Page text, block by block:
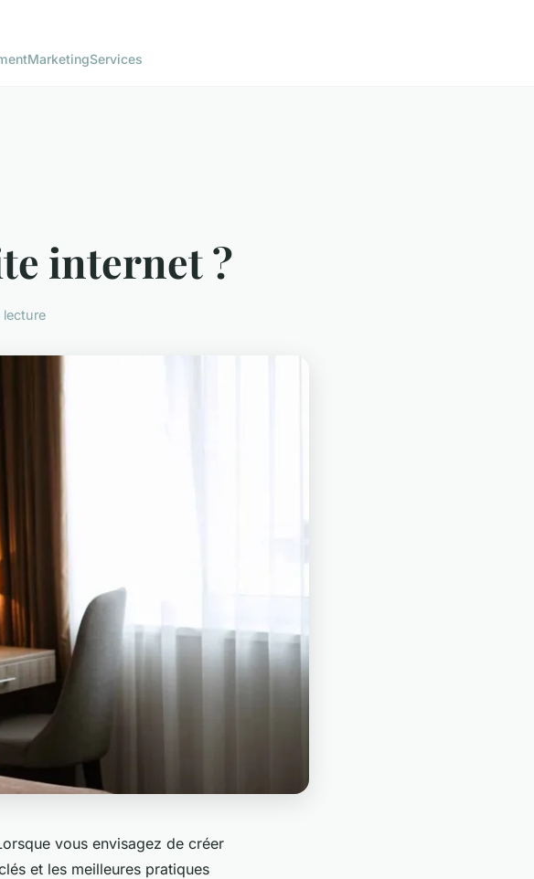
MarketingServices
internet ?
lecture
vous envisagez de créer
et les meilleures pratiques